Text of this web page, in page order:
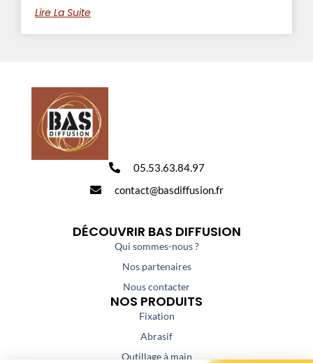
Lire La Suite
05.53.63.84.97
contact@basdiffusion.fr
DÉCOUVRIR BAS DIFFUSION
Qui sommes-nous ?
Nos partenaires
Nous contacter
NOS PRODUITS
Fixation
Abrasif
Outillage à main